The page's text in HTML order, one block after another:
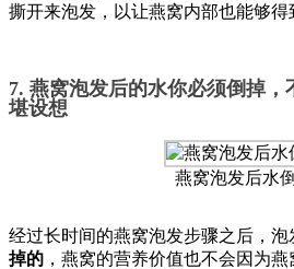
撕开来泡发，以让燕窝内部也能够得
7. 燕窝泡发后的水你必须倒掉，
堪设想
燕窝泡发后水
经过长时间的燕窝泡发步骤之后，泡
掉的 ，燕窝的营养价值也不会因为